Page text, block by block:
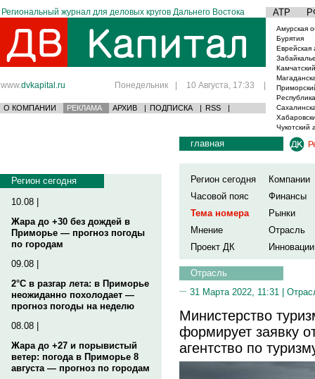
Региональный журнал для деловых кругов Дальнего Востока АТР
www.dvkapital.ru Понедельник | 10 Августа, 17:33 |
О КОМПАНИИ РЕКЛАМА АРХИВ | ПОДПИСКА | RSS |
Амурская
Бурятия
Еврейская
Чукотский
Регион сегодня
10.08 |
Жара до +30 без дождей в
Приморье — прогноз погоды
по городам
09.08 |
2°C в разгар лета: в Приморье
неожиданно похолодает —
прогноз погоды на неделю
08.08 |
Жара до +27 и порывистый
ветер: погода в Приморье 8
августа — прогноз по городам
главная
Регион сегодня
Компании
Часовой пояс
Финансы
Тема номера
Рынки
Мнение
Отрасль
Проект ДК
Инновации
Отрасль
31 Марта 2022, 11:31 |
Министерство
формирует заявку
агентство по